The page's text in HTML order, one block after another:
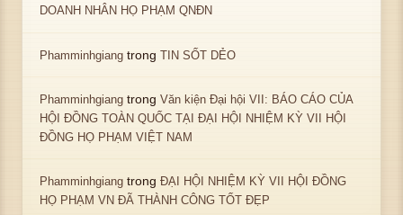
DOANH NHÂN HỌ PHẠM QNĐN
Phamminhgiang trongTIN SỐT DẺO
Phamminhgiang trongVăn kiện Đại hội VII: BÁO CÁO CỦA
HỘI ĐỒNG TOÀN QUỐC TẠI ĐẠI HỘI NHIỆM KỲ VII HỘI
ĐỒNG HỌ PHẠM VIỆT NAM
Phamminhgiang trongĐẠI HỘI NHIỆM KỲ VII HỘI ĐỒNG
HỌ PHẠM VN ĐÃ THÀNH CÔNG TỐT ĐẸP